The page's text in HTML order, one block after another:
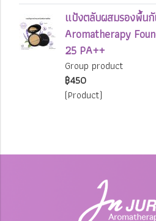
แป้งตลับผสมรองพื้นกั
Aromatherapy
25 PA++
Group product
฿450
(Product)